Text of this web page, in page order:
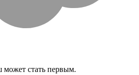
стать первым.